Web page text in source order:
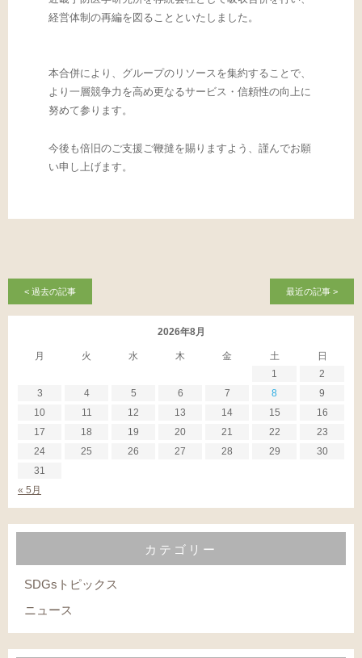
経営体制の再編を図ることといたしました。
本合併により、グループのリソースを集約することで、
より一層競争力を高め更なるサービス・信頼性の向上に
努めて参ります。
今後も倍旧のご支援ご鞭撻を賜りますよう、謹んでお願
い申し上げます。
< 過去の記事 最近の記事 >
2026年8月
月 火 水 木 金 土 日
« 5月
1
2
3
4 5 6 7 8
9
10
11 12 13 14 15
16
17
18 19 20 21 22
23
24
25 26 27 28 29
30
31
カテゴリー
SDGsトピックス
ニュース